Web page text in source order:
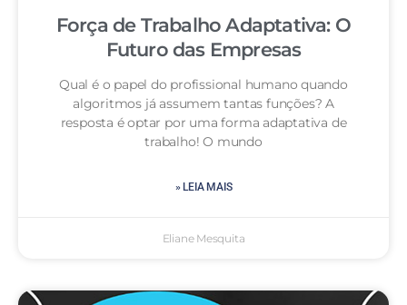
Força de Trabalho Adaptativa: O
Futuro das Empresas
Qual é o papel do profissional humano quando
algoritmos já assumem tantas funções? A
resposta é optar por uma forma adaptativa de
trabalho! O mundo
» LEIA MAIS
Eliane Mesquita